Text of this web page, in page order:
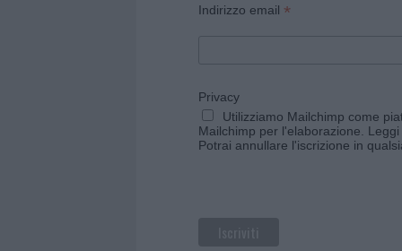
Indirizzo email *
Privacy
Utilizziamo Mailchimp come
Mailchimp per l'elaborazione.
Potrai annullare l'iscrizione in